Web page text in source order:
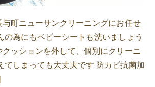
町ニューサンクリーニングにお任せ
の為にもベビーシートも洗いましょう
ッションを外して、個別にクリーニ
てしまっても大丈夫です 防カビ抗菌加